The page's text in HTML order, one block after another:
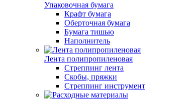
Упаковочная бумага
Крафт бумага
Оберточная бумага
Бумага тишью
Наполнитель
Лента полипропиленовая
Стреппинг лента
Скобы, пряжки
Стреппинг инструмент